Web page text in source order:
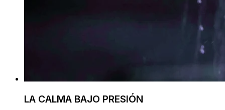
LA CALMA BAJO PRESIÓN